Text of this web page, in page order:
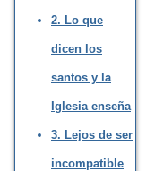
2. Lo que
dicen los
santos y la
Iglesia enseña
3. Lejos de ser
incompatible